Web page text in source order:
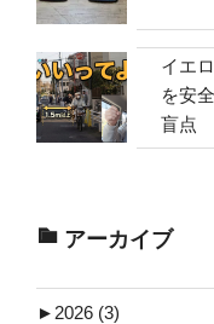
イエ
を安
盲点
アーカイブ
► 2026 (3)